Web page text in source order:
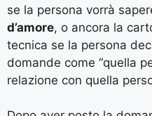
se la persona vorrà
d’amore, o ancora la
tecnica se la persona
domande come “quella
relazione con quella